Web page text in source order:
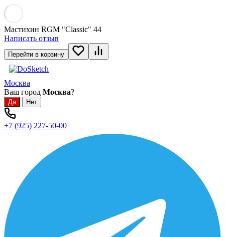
Мастихин RGM "Classic" 44
Написать отзыв
Перейти в корзину
Москва
Ваш город Москва?
+7 (925) 227-50-00